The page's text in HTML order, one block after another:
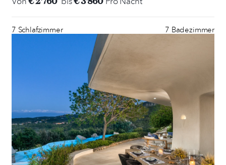
7 Schlafzimmer 7 Badezimmer